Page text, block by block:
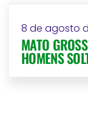
8 de agosto
MATO
HOMENS